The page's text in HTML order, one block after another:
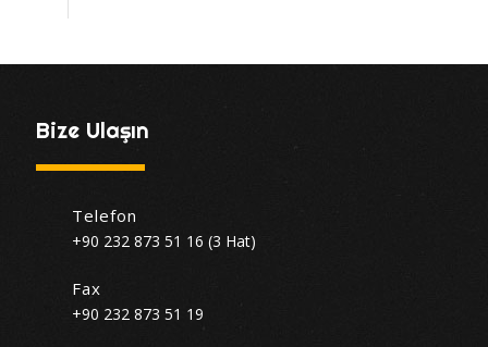
Bize Ulaşın
Telefon
+90 232 873 51 16 (3 Hat)
Fax
+90 232 873 51 19